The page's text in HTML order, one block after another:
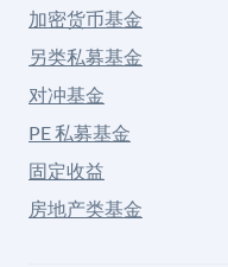
加密货币基金
另类私募基金
对冲基金
PE 私募基金
固定收益
房地产类基金